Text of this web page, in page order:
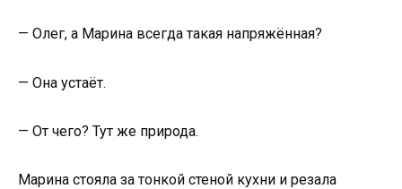
— Олег, а Марина всегда такая напряжённая?
— Она устаёт.
— От чего? Тут же природа.
Марина стояла за тонкой стеной кухни и резала